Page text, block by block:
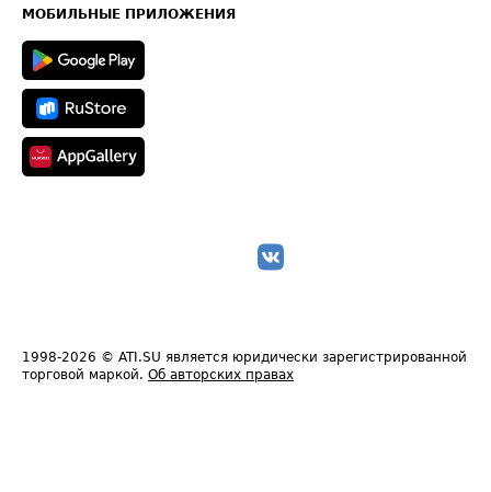
Техническая информация
МОБИЛЬНЫЕ ПРИЛОЖЕНИЯ
1998-2026 © ATI.SU является юридически зарегистрированной
торговой маркой. Об авторских правах